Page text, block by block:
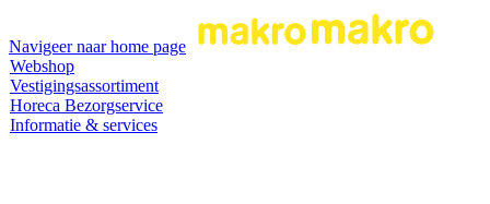
Navigeer naar home page
Webshop
Vestigingsassortiment
Horeca Bezorgservice
Informatie & services